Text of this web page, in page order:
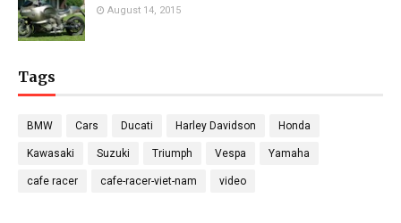
August 14, 2015
Tags
BMW Cars Ducati Harley Davidson Honda
Kawasaki Suzuki Triumph Vespa Yamaha
cafe racer cafe-racer-viet-nam video